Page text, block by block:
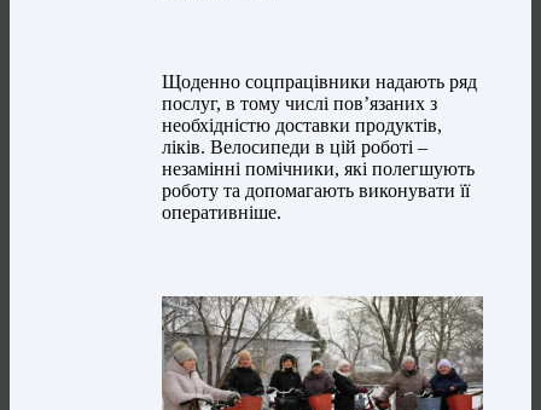
Щоденно соцпрацівники надають ряд
послуг, в тому числі пов’язаних з
необхідністю доставки продуктів,
ліків. Велосипеди в цій роботі –
незамінні помічники, які полегшують
роботу та допомагають виконувати її
оперативніше.